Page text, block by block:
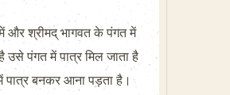
और श्रीमद् भागवत के पंगत में
उसे पंगत में पात्र मिल जाता है
पात्र बनकर आना पड़ता है।